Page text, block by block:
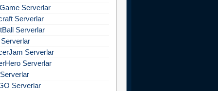
Serverlar
Serverlar
Serverlar
Serverlar
Serverlar
Serverlar